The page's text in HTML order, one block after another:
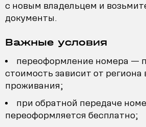
с новым владельцем и
документы.
Важные условия
переоформление номера —
стоимость зависит от региона
проживания;
при обратной передаче
переоформляется бесплатно;